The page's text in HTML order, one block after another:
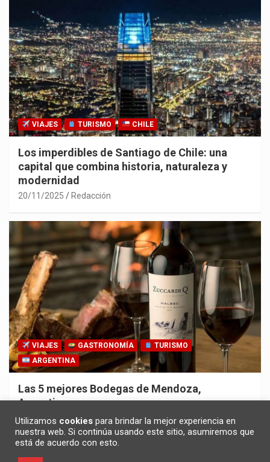
VIAJES TURISMO CHILE
Los imperdibles de Santiago de Chile: una
capital que combina historia, naturaleza y
modernidad
20/11/2025 Redacción
VIAJES GASTRONOMÍA
TURISMO
ARGENTINA
Las 5 mejores Bodegas de Mendoza,
Argentina
30/10/2025 Redacción
Utilizamos cookies para brindar la mejor experiencia en
nuestra web. Si continúa usando este sitio, asumiremos que
está de acuerdo con esto.